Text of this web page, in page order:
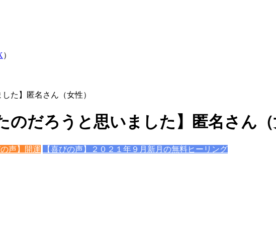
）
た】匿名さん（女性）
のだろうと思いました】匿名さん
の声】開運 【喜びの声】２０２１年９月新月の無料ヒーリング